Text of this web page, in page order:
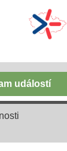
II
rok 2025/
do 31. 8.
událostí